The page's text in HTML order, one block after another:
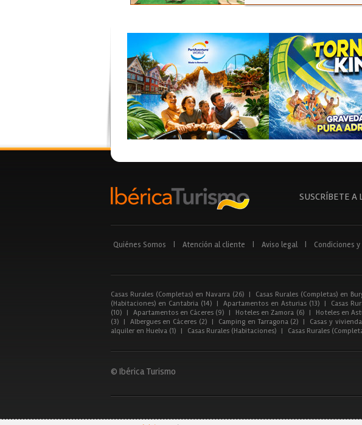
SUSCRÍBETE A
Quiénes Somos Atención al cliente Aviso legal Condiciones
Casas Rurales (Completas) en Navarra (26) | Casas Rurales (Completas) en
(Habitaciones) en Cantabria (14)
| Apartamentos en Asturias (13) | Casas
(10)
| Apartamentos en Cáceres (9) | Hoteles en Zamora (6) | Hoteles en
(3)
| Albergues en Cáceres (2) | Camping en Tarragona (2) | Casas y
alquiler en Huelva (1)
| Casas Rurales (Habitaciones) | Casas Rurales
© Ibérica Turismo